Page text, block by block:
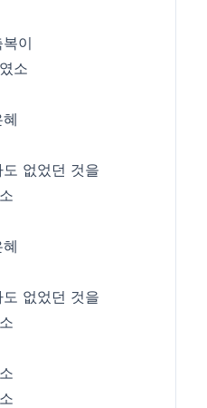
이
소
없었던 것을
없었던 것을